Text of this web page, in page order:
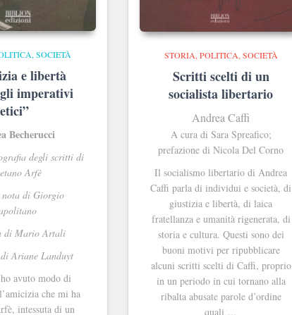
SOCIETÀ
e libertà
imperativi
etici”
Becherucci
degli scritti di
Arfè
nota di Giorgio
di Mario Artali
Ariane Landuyt
avuto modo di
che mi ha
intessuta di un
STORIA, POLITICA, SOCIETÀ
Scritti scelti di un
socialista libertario
Andrea Caffi
A cura di Sara Spreafico;
prefazione di Nicola Del Corno
Il socialismo libertario di Andrea
Caffi parla di individui e società, di
giustizia e libertà, di laica
fratellanza e umanità rigenerata, di
storia e cultura. Questi sono dei
buoni motivi per ripubblicare
alcuni scritti scelti di Caffi, proprio
in un periodo in cui tornano alla
ribalta abusate parole d’ordine
quali …